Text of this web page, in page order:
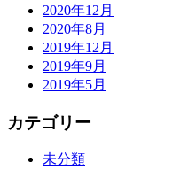
2020年12月
2020年8月
2019年12月
2019年9月
2019年5月
カテゴリー
未分類